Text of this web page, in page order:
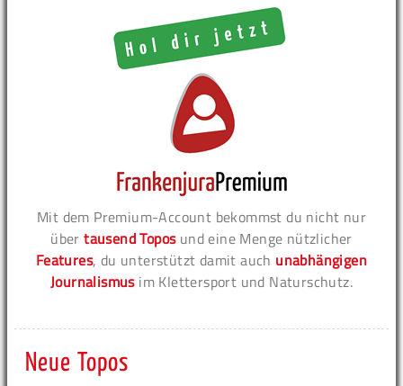
Mit dem Premium-Account bekommst du nicht nur
übertausend Toposund eine Menge nützlicher
Features, du unterstützt damit auch unabhängigen
Journalismusim Klettersport und Naturschutz.
Neue Topos